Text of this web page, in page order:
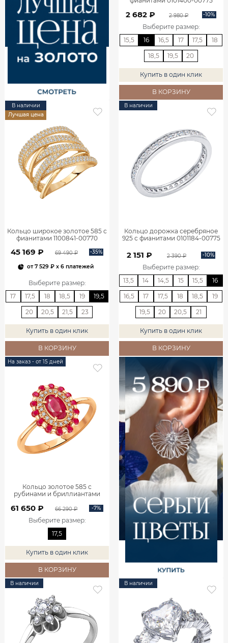
2 682 ₽ 2 980 ₽ -10%
Выберите размер:
15,5
16 16,5 17 17,5 18
18,5 19,5 20
Купить в один клик
В КОРЗИНУ
В наличии
Лучшая цена
Кольцо широкое золотое 585 с
фианитами 1100841-00770
45 169 ₽ 69 490 ₽ -35%
от7 529 ₽x 6 платежей
Выберите размер:
17
17,5 18 18,5 19 19,5
20 20,5 21,5 23
Купить в один клик
В КОРЗИНУ
В наличии
Кольцо дорожка серебряное
925 с фианитами 0101184-00775
2 151 ₽ 2 390 ₽ -10%
Выберите размер:
13,5
14 14,5 15 15,5 16
16,5 17 17,5 18 18,5 19
19,5 20 20,5 21
Купить в один клик
В КОРЗИНУ
На заказ - от 15 дней
Кольцо золотое 585 с
рубинами и бриллиантами
61 650 ₽ 66 290 ₽ -7%
Выберите размер:
17,5
Купить в один клик
В КОРЗИНУ
В наличии В наличии